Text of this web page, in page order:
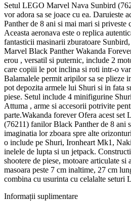
Setul LEGO Marvel Nava Sunbird
vor adora sa se joace cu ea. Daruieste
Panther de 8 ani si mai mari si priveste
Aceasta aeronava este o replica
fantasticii masinarii zburatoare
Marvel Black Panther Wakanda
erou , versatil si puternic, include 2
care copiii le pot inclina si roti intr-o
Balamalele permit aripilor sa se plieze
pot depozita armele lui Shuri si in fata
piese. Setul include 4 minifigurine
Attuma , arme si accesorii potrivite
parte.Wakanda forever Ofera acest
(76211) fanilor Black Panther de 8 ani
imaginatia lor zboara spre alte
o include pe Shuri, Ironheart Mk1,
inelele de lupta si un jetpack.
shootere de piese, motoare articulate
masoara peste 7 cm inaltime, 27 cm
combina cu usurinta cu celalalte seturi
Informații suplimentare